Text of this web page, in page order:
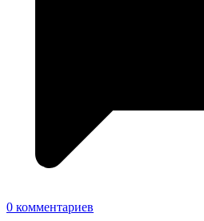
0 комментариев